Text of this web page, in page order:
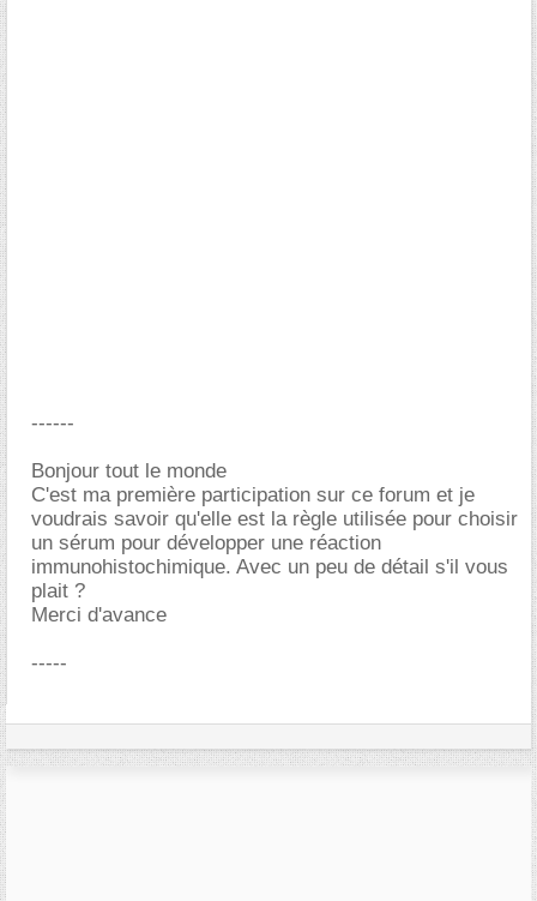
------
Bonjour tout le monde
C'est ma première participation sur ce forum et je
voudrais savoir qu'elle est la règle utilisée pour choisir
un sérum pour développer une réaction
immunohistochimique. Avec un peu de détail s'il vous
plait ?
Merci d'avance
-----